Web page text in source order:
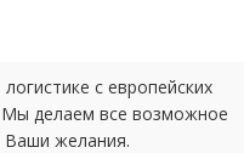
с европейских
Мы делаем все возможное
Ваши желания.